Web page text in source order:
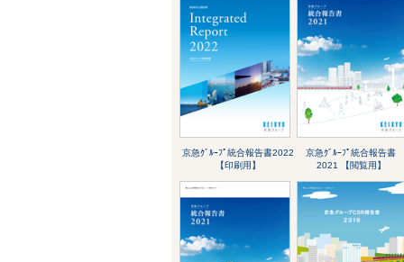
京急ｸﾞﾙｰﾌﾟ統合報告書2022
【印刷用】
京急ｸﾞﾙｰﾌﾟ統合報告書
2021 【閲覧用】